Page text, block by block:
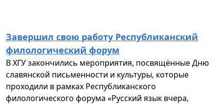
Завершил свою работу Республиканский
филологический форум
В ХГУ закончились мероприятия, посвящённые Дню
славянской письменности и культуры, которые
проходили в рамках Республиканского
филологического форума «Русский язык вчера,